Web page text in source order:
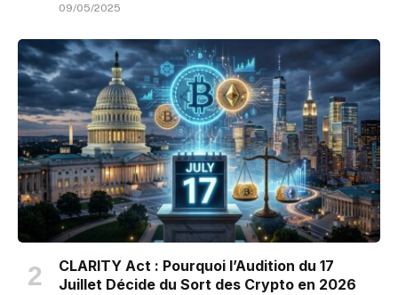
09/05/2025
CLARITY Act : Pourquoi l’Audition du 17
Juillet Décide du Sort des Crypto en 2026